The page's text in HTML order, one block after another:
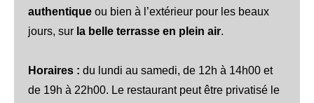
authentique ou bien à l’extérieur pour les beaux
jours, sur la belle terrasse en plein air.
Horaires : du lundi au samedi, de 12h à 14h00 et
de 19h à 22h00. Le restaurant peut être privatisé le